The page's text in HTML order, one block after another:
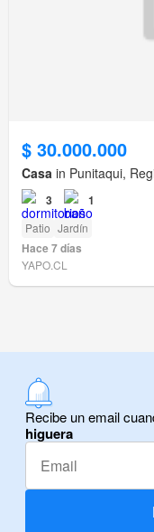
$ 30.000.000
Casa in Punitaqui,
3 1
Patio Jardín
Hace 7 días
YAPO.CL
Recibe un email
higuera